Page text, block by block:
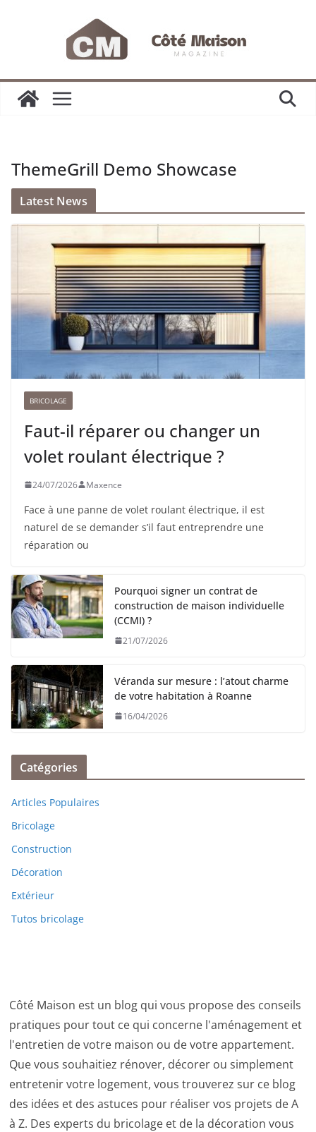
ThemeGrill Demo Showcase
Latest News
BRICOLAGE
Faut-il réparer ou changer un
volet roulant électrique ?
24/07/2026 Maxence
Face à une panne de volet roulant électrique, il est
naturel de se demander s’il faut entreprendre une
réparation ou
Pourquoi signer un contrat de
construction de maison individuelle
(CCMI) ?
21/07/2026
Véranda sur mesure : l’atout charme
de votre habitation à Roanne
16/04/2026
Catégories
Articles Populaires
Bricolage
Construction
Décoration
Extérieur
Tutos bricolage
Côté Maison est un blog qui vous propose des conseils
pratiques pour tout ce qui concerne l'aménagement et
l'entretien de votre maison ou de votre appartement.
Que vous souhaitiez rénover, décorer ou simplement
entretenir votre logement, vous trouverez sur ce blog
des idées et des astuces pour réaliser vos projets de A
à Z. Des experts du bricolage et de la décoration vous